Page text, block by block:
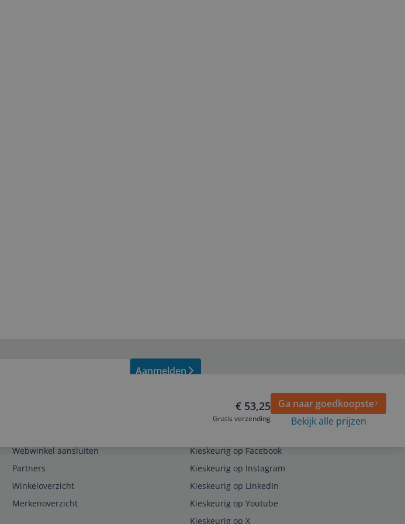
€ 53,25
Gratis verzending
Ga naar goedkoopste
Bekijk alle prijzen
Aanmelden
Webwinkel aansluiten
Partners
Winkeloverzicht
Merkenoverzicht
Kieskeurig op Facebook
Kieskeurig op Instagram
Kieskeurig op LinkedIn
Kieskeurig op Youtube
Kieskeurig op X